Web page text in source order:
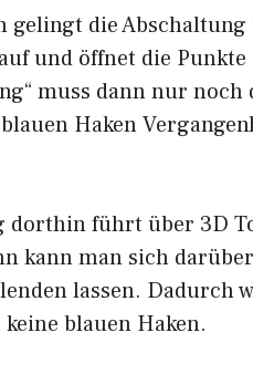
gelingt die
und öffnet die Punkte
muss dann nur
Haken
dorthin führt über 3D
kann man sich
lassen. Dadurch
blauen Haken.